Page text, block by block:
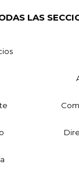
LAS